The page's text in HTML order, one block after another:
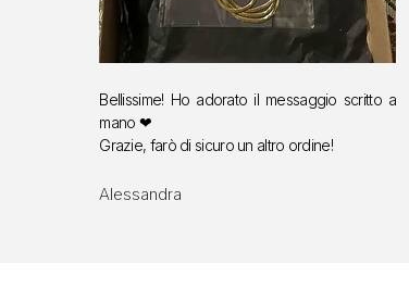
Bellissime! Ho adorato il messaggio scritto a
mano ❤
Grazie, farò di sicuro un altro ordine!
Alessandra